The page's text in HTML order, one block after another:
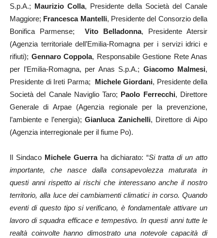
S.p.A.; Maurizio Colla, Presidente della Società del Canale
Maggiore; Francesca Mantelli, Presidente del Consorzio della
Bonifica Parmense; Vito Belladonna, Presidente Atersir
(Agenzia territoriale dell’Emilia-Romagna per i servizi idrici e
rifiuti); Gennaro Coppola, Responsabile Gestione Rete Anas
per l’Emilia-Romagna, per Anas S.p.A.; Giacomo Malmesi,
Presidente di Ireti Parma; Michele Giordani, Presidente della
Società del Canale Naviglio Taro; Paolo Ferrecchi, Direttore
Generale di Arpae (Agenzia regionale per la prevenzione,
l’ambiente e l’energia);Gianluca Zanichelli, Direttore di Aipo
(Agenzia interregionale per il fiume Po).
Il Sindaco Michele Guerraha dichiarato: “Si tratta di un atto
importante, che nasce dalla consapevolezza maturata in
questi anni rispetto ai rischi che interessano anche il nostro
territorio, alla luce dei cambiamenti climatici in corso. Quando
eventi di questo tipo si verificano, è fondamentale attivare un
lavoro di squadra efficace e tempestivo. In questi anni tutte le
realtà coinvolte hanno dimostrato una notevole capacità di